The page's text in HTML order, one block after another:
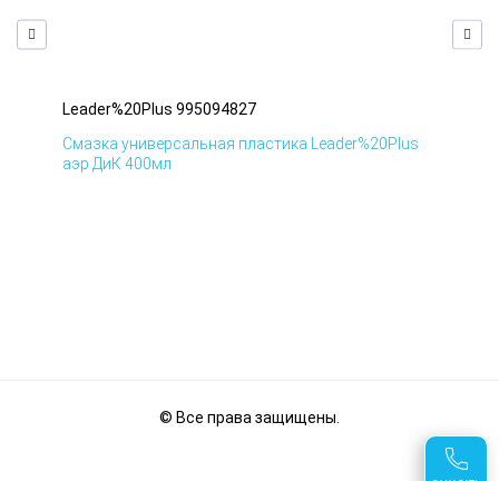
Leader%20Plus 995094827
Смазка универсальная пластика Leader%20Plus
аэр ДиК 400мл
© Все права защищены.